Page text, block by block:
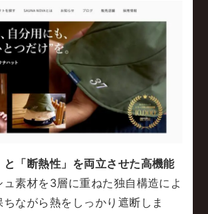
と「断熱性」を両立させた高機能
ュ素材を3層に重ねた独自構造によ
ちながら熱をしっかり遮断しま